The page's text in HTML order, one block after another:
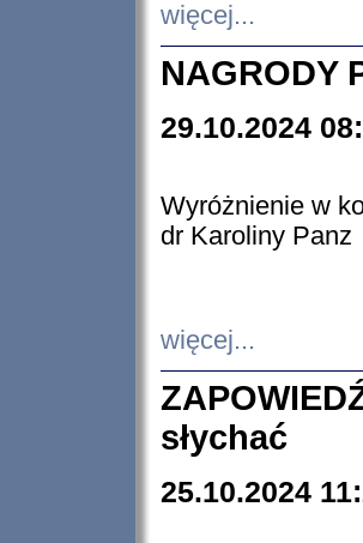
więcej...
NAGRODY
29.10.2024
Wyróżnienie w
dr Karoliny Panz
więcej...
słychać
25.10.2024